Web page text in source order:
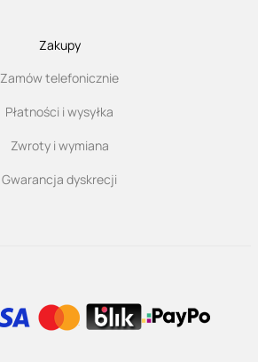
Zakupy
Zamów telefonicznie
Płatności i wysyłka
Zwroty i wymiana
Gwarancja dyskrecji